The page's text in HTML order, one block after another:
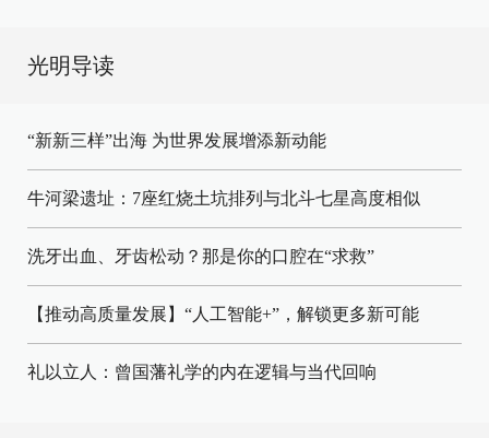
光明导读
“新新三样”出海 为世界发展增添新动能
牛河梁遗址：7座红烧土坑排列与北斗七星高度相似
洗牙出血、牙齿松动？那是你的口腔在“求救”
【推动高质量发展】“人工智能+”，解锁更多新可能
礼以立人：曾国藩礼学的内在逻辑与当代回响